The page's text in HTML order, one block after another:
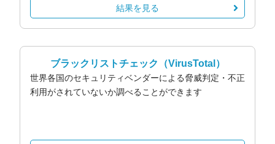
結果を見る
ブラックリストチェック （VirusTotal）
世界各国のセキュリティベンダーによる脅威判定・不正
利用がされていないか調べることができます